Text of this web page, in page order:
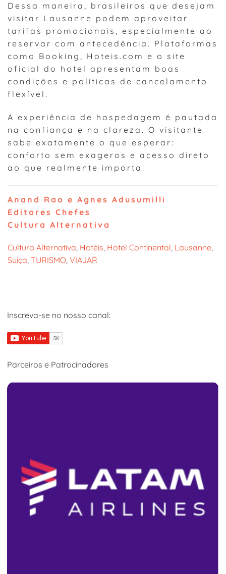
Dessa maneira, brasileiros que desejam
visitar Lausanne podem aproveitar
tarifas promocionais, especialmente ao
reservar com antecedência. Plataformas
como Booking, Hoteis.com e o site
oficial do hotel apresentam boas
condições e políticas de cancelamento
flexível.
A experiência de hospedagem é pautada
na confiança e na clareza. O visitante
sabe exatamente o que esperar:
conforto sem exageros e acesso direto
ao que realmente importa.
Anand Rao e Agnes Adusumilli
Editores Chefes
Cultura Alternativa
Cultura Alternativa, Hotéis, Hotel Continental, Lausanne
Suiça, TURISMO, VIAJAR
Inscreva-se no nosso canal:
Parceiros e Patrocinadores